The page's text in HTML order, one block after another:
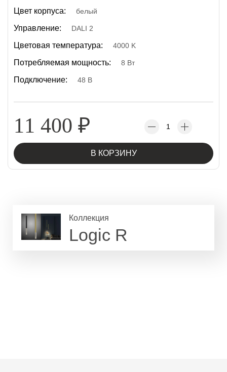
Цвет корпуса: белый
Управление: DALI 2
Цветовая температура: 4000 K
Потребляемая мощность: 8 Вт
Подключение: 48 В
11 400 ₽
В КОРЗИНУ
Коллекция
Logic R